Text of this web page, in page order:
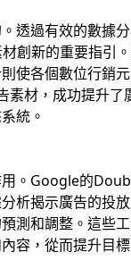
透過有效的數據
創新的重要指引
使各個數位行銷
材，成功提升
統。
。Google的
析揭示廣告的投
測和調整。這些
容，從而提升目